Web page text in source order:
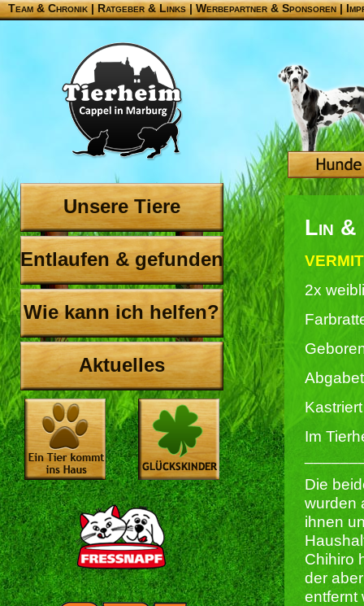
Team & Chronik |Ratgeber & Links|Werbepartner & Sponsoren|
Unsere Tiere
Entlaufen & gefunden
Wie kann ich helfen?
Aktuelles
Lin &
2x
Im
Die
wurden
ihnen
Chihiro
der
entfernt